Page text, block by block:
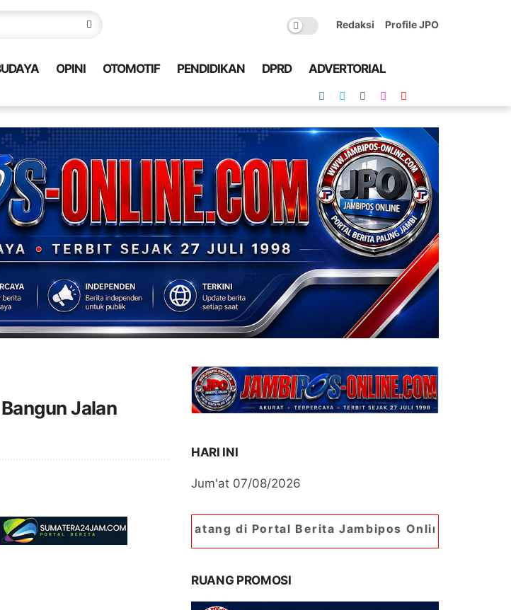
Redaksi Profile JPO
OPINI OTOMOTIF PENDIDIKAN DPRD ADVERTORIAL
Jalan
HARI INI
Jum'at 07/08/2026
Selamat Datang di Portal Berita Jambipos Online. Portal Berita Paling
RUANG PROMOSI